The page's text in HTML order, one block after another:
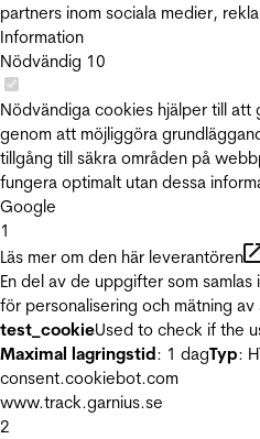
partners inom sociala medier,
Information
Nödvändig 10
Nödvändiga cookies hjälper till
genom att möjliggöra
tillgång till säkra områden på
fungera optimalt utan dessa
Google
1
Läs mer om den här leverantören
En del av de uppgifter som
för personalisering och mätning
test_cookieUsed to check if the
Maximal lagringstid: 1 dagTyp:
consent.cookiebot.com
www.track.garnius.se
2